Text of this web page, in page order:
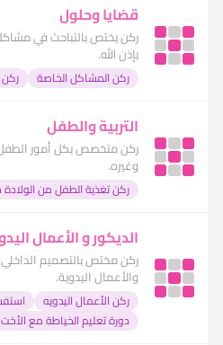
قضايا وحلول
ركن يختص بالتباحث في
بإذن الله.
ركن المشاكل الخاصة
التربية والطفل
ركن متخصص بكل أمور الطفل
وغيره.
ركن تغذية الطفل من
الديكور و الأعمال
ركن مختص بالتصميم
والأعمال اليدوية.
ركن الأعمال اليدويه
دورة تعليم الخياطة مع الأخت rose